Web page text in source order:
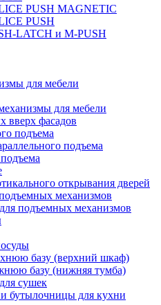
PUSH MAGNETIC
PUSH
LATCH и M-PUSH
для мебели
для мебели
вверх фасадов
подъема
подъема
открывания дверей
механизмов
подъемных механизмов
базу (верхний шкаф)
базу (нижняя тумба)
сушек
бутылочницы для кухни